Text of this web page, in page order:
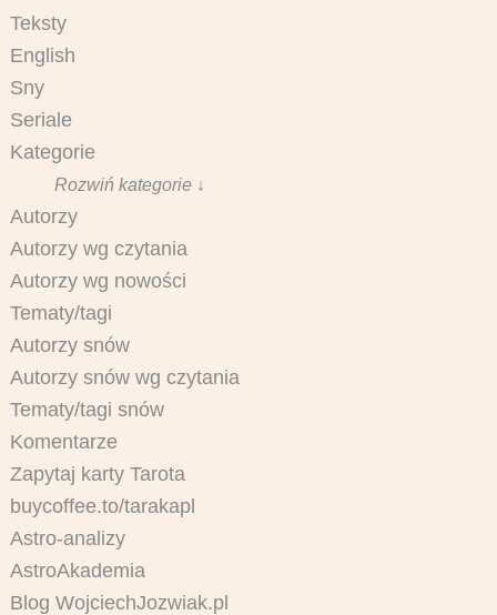
Teksty
English
Sny
Seriale
Kategorie
Rozwiń kategorie ↓
Autorzy
Autorzy wg czytania
Autorzy wg nowości
Tematy/tagi
Autorzy snów
Autorzy snów wg czytania
Tematy/tagi snów
Komentarze
Zapytaj karty Tarota
buycoffee.to/tarakapl
Astro-analizy
AstroAkademia
Blog WojciechJozwiak.pl